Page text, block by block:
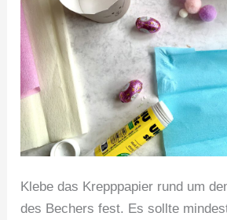
Klebe das Krepppapier rund um
des Bechers fest. Es sollte